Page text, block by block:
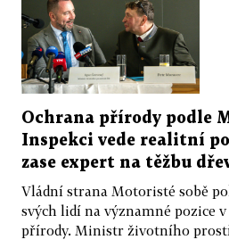
Ochrana přírody podle
Inspekci vede realitní
zase expert na těžbu
Vládní strana Motoristé sobě
svých lidí na významné pozice
přírody. Ministr životního